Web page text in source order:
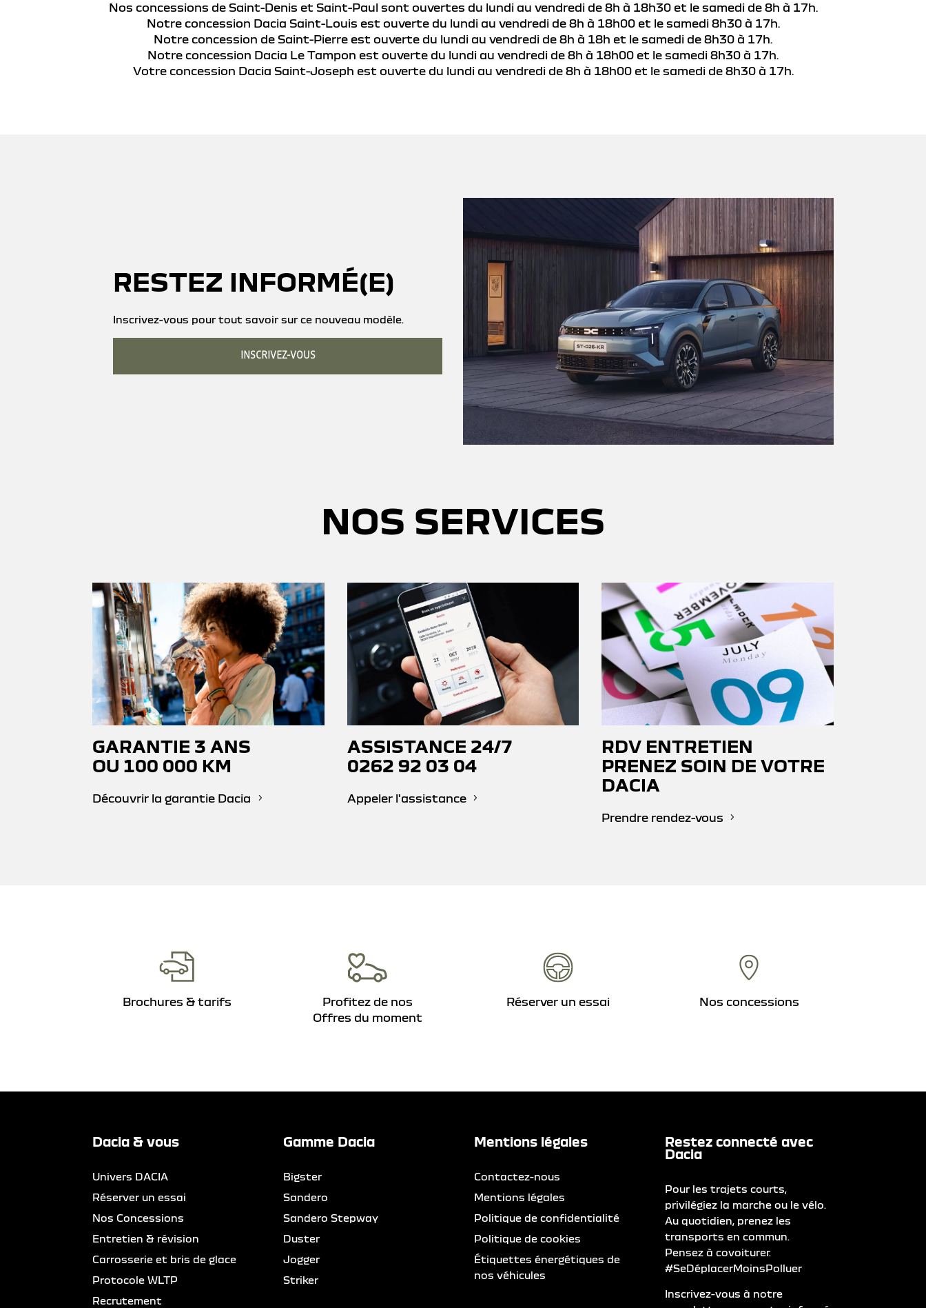
Nos concessions de Saint-Denis et Saint-Paul sont ouvertes du lundi au vendredi de 8h à 18h30 et le samedi de 8h à 17h.
Notre concession Dacia Saint-Louis est ouverte du lundi au vendredi de 8h à 18h00 et le samedi 8h30 à 17h.
Notre concession de Saint-Pierre est ouverte du lundi au vendredi de 8h à 18h et le samedi de 8h30 à 17h.
Notre concession Dacia Le Tampon est ouverte du lundi au vendredi de 8h à 18h00 et le samedi 8h30 à 17h.
Votre concession Dacia Saint-Joseph est ouverte du lundi au vendredi de 8h à 18h00 et le samedi de 8h30 à 17h.
RESTEZ INFORMÉ(E)
Inscrivez-vous pour tout savoir sur ce nouveau modèle.
INSCRIVEZ-VOUS
NOS SERVICES
GARANTIE 3 ANS
OU 100 000 KM
Découvrir la garantie Dacia
ASSISTANCE 24/7
0262 92 03 04
Appeler l'assistance
RDV ENTRETIEN
PRENEZ SOIN DE VOTRE
DACIA
Prendre rendez-vous
Brochures & tarifs
Profitez de nos
Offres du moment
Réserver un essai Nos concessions
Dacia & vous
Univers DACIA
Réserver un essai
Nos Concessions
Entretien & révision
Carrosserie et bris de glace
Protocole WLTP
Recrutement
Gamme Dacia
Bigster
Sandero
Sandero Stepway
Duster
Jogger
Striker
Mentions légales
Contactez-nous
Mentions légales
Politique de confidentialité
Politique de cookies
Étiquettes énergétiques de
nos véhicules
Restez connecté avec
Dacia
Pour les trajets courts,
privilégiez la marche ou le vélo.
Au quotidien, prenez les
transports en commun.
Pensez à covoiturer.
#SeDéplacerMoinsPolluer
Inscrivez-vous à notre